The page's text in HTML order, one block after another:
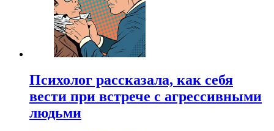
Психолог рассказала, как себя
вести при встрече с агрессивными
людьми